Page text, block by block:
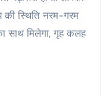
स्थिति नरम-गरम
साथ मिलेगा, गृह कलह